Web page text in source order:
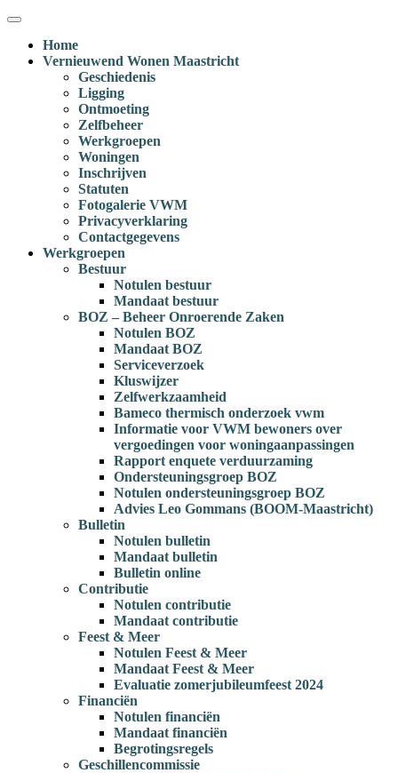
Ga
inhoud
Menu
Home
Vernieuwend Wonen Maastricht
Geschiedenis
Ligging
Ontmoeting
Zelfbeheer
Werkgroepen
Woningen
Inschrijven
Statuten
Fotogalerie VWM
Privacyverklaring
Contactgegevens
Werkgroepen
Bestuur
Notulen bestuur
Mandaat bestuur
BOZ – Beheer Onroerende Zaken
Notulen BOZ
Mandaat BOZ
Serviceverzoek
Kluswijzer
Zelfwerkzaamheid
Bameco thermisch onderzoek vwm
Informatie voor VWM bewoners over
vergoedingen voor woningaanpassingen
Rapport enquete verduurzaming
Ondersteuningsgroep BOZ
Notulen ondersteuningsgroep BOZ
Advies Leo Gommans (BOOM-Maastricht)
Bulletin
Notulen bulletin
Mandaat bulletin
Bulletin online
Contributie
Notulen contributie
Mandaat contributie
Feest & Meer
Notulen Feest & Meer
Mandaat Feest & Meer
Evaluatie zomerjubileumfeest 2024
Financiën
Notulen financiën
Mandaat financiën
Begrotingsregels
Geschillencommissie